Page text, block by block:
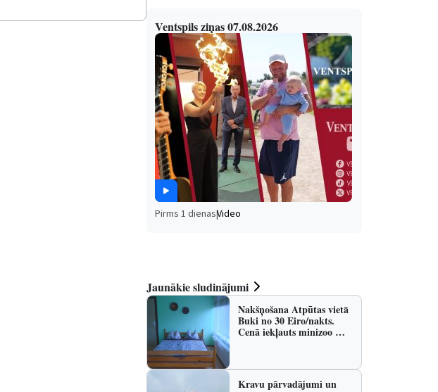
Ventspils ziņas 07.08.2026
Pirms 1 dienas|Video
Jaunākie sludinājumi
Nakšņošana Atpūtas vietā
Buki no 30 Eiro/nakts.
Cenā iekļauts minizoo …
Kravu pārvadājumi un